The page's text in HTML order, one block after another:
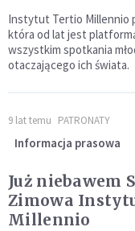
Instytut Tertio Millennio
która od lat jest
wszystkim spotkania
otaczającego ich świata.
9 lat temu PATRONATY
Informacja prasowa
Już niebawem
Zimowa
Millennio